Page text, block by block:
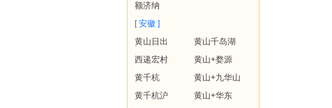
额济纳
[ 安徽 ]
黄山日出
黄山千岛湖
西递宏村
黄山+婺源
黄千杭
黄山+九华山
黄千杭沪
黄山+华东